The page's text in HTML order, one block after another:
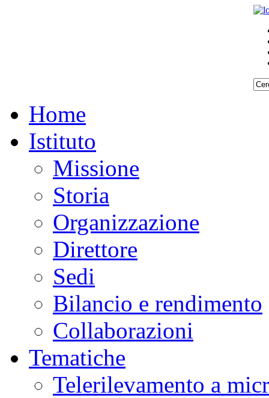
Home
Istituto
Missione
Storia
Organizzazione
Direttore
Sedi
Bilancio e rendimento
Collaborazioni
Tematiche
Telerilevamento a